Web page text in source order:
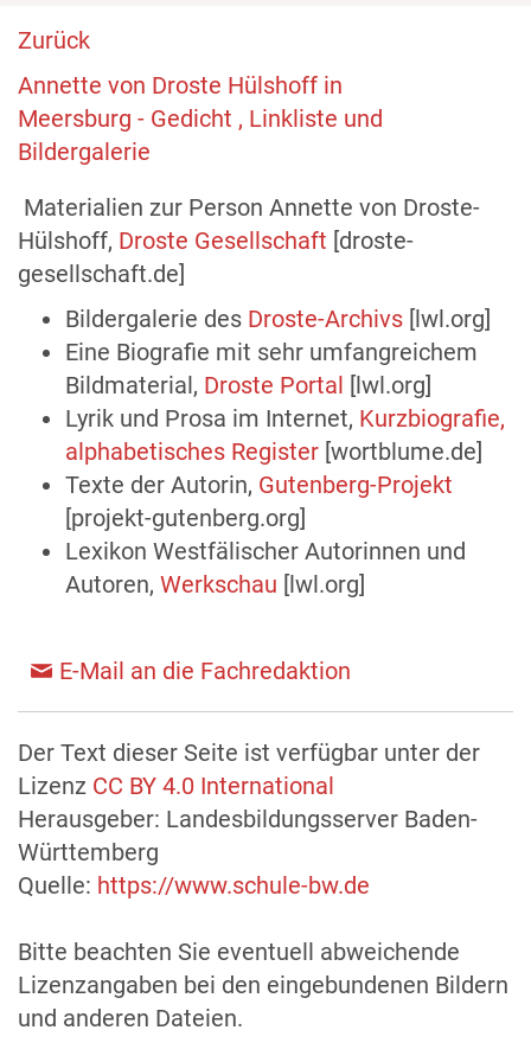
Zurück
Annette von Droste Hülshoff in
Meersburg - Gedicht , Linkliste und
Bildergalerie
Materialien zur Person Annette von Droste-
Hülshoff, Droste Gesellschaft [droste-
gesellschaft.de]
Bildergalerie des Droste-Archivs [lwl.org]
Eine Biografie mit sehr umfangreichem
Bildmaterial, Droste Portal [lwl.org]
Lyrik und Prosa im Internet, Kurzbiografie,
alphabetisches Register [wortblume.de]
Texte der Autorin, Gutenberg-Projekt
[projekt-gutenberg.org]
Lexikon Westfälischer Autorinnen und
Autoren, Werkschau [lwl.org]
E-Mail an die Fachredaktion
Der Text dieser Seite ist verfügbar unter der
Lizenz CC BY 4.0 International
Herausgeber: Landesbildungsserver Baden-
Württemberg
Quelle: https://www.schule-bw.de
Bitte beachten Sie eventuell abweichende
Lizenzangaben bei den eingebundenen Bildern
und anderen Dateien.